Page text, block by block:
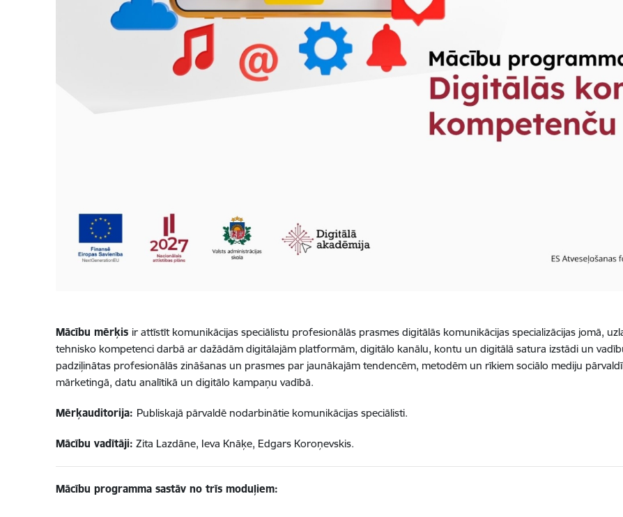
Mācību mērķis ir attīstīt komunikācijas speciālistu profesionālās prasmes digitālās komunikācijas specializācijas jomā,
tehnisko kompetenci darbā ar dažādām digitālajām platformām, digitālo kanālu, kontu un digitālā satura izstādi un
padziļinātas profesionālās zināšanas un prasmes par jaunākajām tendencēm, metodēm un rīkiem sociālo mediju
mārketingā, datu analītikā un digitālo kampaņu vadībā.
Mērķauditorija: Publiskajā pārvaldē nodarbinātie komunikācijas speciālisti.
Mācību vadītāji: Zita Lazdāne, Ieva Knāķe, Edgars Koroņevskis.
Mācību programma sastāv no trīs moduļiem: